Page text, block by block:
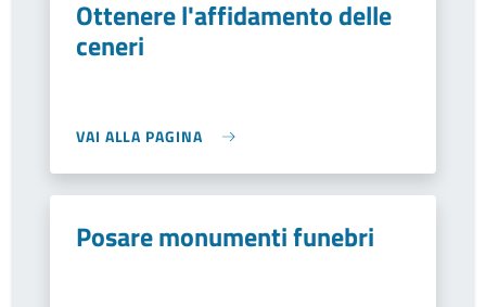
Ottenere l'affidamento delle
ceneri
VAI ALLA PAGINA
Posare monumenti funebri